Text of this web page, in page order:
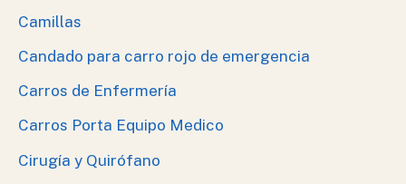
Camillas
Candado para carro rojo de emergencia
Carros de Enfermería
Carros Porta Equipo Medico
Cirugía y Quirófano